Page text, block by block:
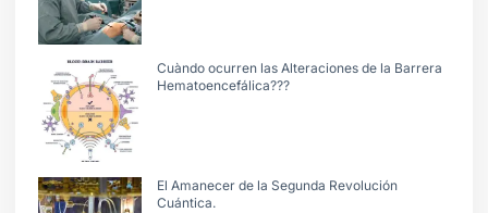
Cuàndo ocurren las Alteraciones de la Barrera
Hematoencefálica???
El Amanecer de la Segunda Revolución
Cuántica.